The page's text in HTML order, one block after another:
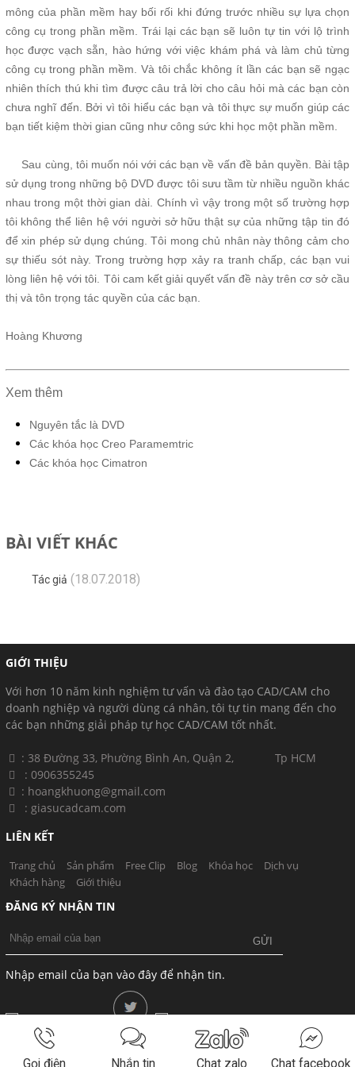
mông của phần mềm hay bối rối khi đứng trước nhiều sự lựa chọn
công cụ trong phần mềm. Trái lại các bạn sẽ luôn tự tin với lộ trình
học được vạch sẵn, hào hứng với việc khám phá và làm chủ từng
công cụ trong phần mềm. Và tôi chắc không ít lần các bạn sẽ ngạc
nhiên thích thú khi tìm được câu trả lời cho câu hỏi mà các bạn còn
chưa nghĩ đến. Bởi vì tôi hiểu các bạn và tôi thực sự muốn giúp các
bạn tiết kiệm thời gian cũng như công sức khi học một phần mềm.
Sau cùng, tôi muốn nói với các bạn về vấn đề bản quyền. Bài tập
sử dụng trong những bộ DVD được tôi sưu tầm từ nhiều nguồn khác
nhau trong một thời gian dài. Chính vì vậy trong một số trường hợp
tôi không thể liên hệ với người sở hữu thật sự của những tập tin đó
để xin phép sử dụng chúng. Tôi mong chủ nhân này thông cảm cho
sự thiếu sót này. Trong trường hợp xảy ra tranh chấp, các bạn vui
lòng liên hệ với tôi. Tôi cam kết giải quyết vấn đề này trên cơ sở cầu
thị và tôn trọng tác quyền của các bạn.
Hoàng Khương
Xem thêm
Nguyên tắc là DVD
Các khóa học Creo Paramemtric
Các khóa học Cimatron
BÀI VIẾT KHÁC
Tác giả (18.07.2018)
GIỚI THIỆU
Với hơn 10 năm kinh nghiệm tư vấn và đào tạo CAD/CAM cho
doanh nghiệp và người dùng cá nhân, tôi tự tin mang đến cho
các bạn những giải pháp tự học CAD/CAM tốt nhất.
​​ : 38 Đường 33, Phường Bình An, Quận 2, Tp HCM
: 0906355245
​ : hoangkhuong@gmail.com
: giasucadcam.com
LIÊN KẾT
Trang chủ Sản phẩm Free Clip Blog Khóa học
Dịch vụ
Khách hàng
Giới thiệu
ĐĂNG KÝ NHẬN TIN
Nhập email của bạn vào đây để nhận tin.
Gọi điện Nhắn tin Chat zalo Chat facebook